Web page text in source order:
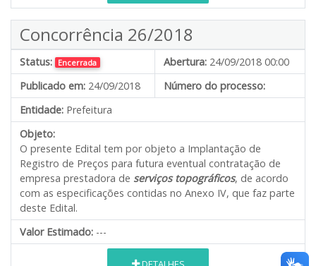
Concorrência 26/2018
Status: Encerrada Abertura: 24/09/2018 00:00
Publicado em: 24/09/2018
Número do processo:
Entidade: Prefeitura
Objeto:
O presente Edital tem por objeto a Implantação de
Registro de Preços para futura eventual contratação de
empresa prestadora de serviços topográficos, de acordo
com as especificações contidas no Anexo IV, que faz parte
deste Edital.
Valor Estimado: ---